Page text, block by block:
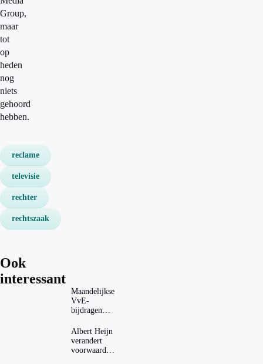
Group,
maar
tot
op
heden
nog
niets
gehoord
hebben.
reclame
televisie
rechter
rechtszaak
Ook
interessant
Maandelijkse
VvE-
bijdragen
dat invloed
op je
hypotheek?
Albert Heijn
verandert
voorwaarden